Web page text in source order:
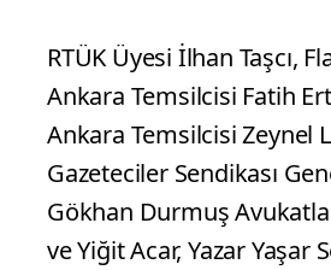
RTÜK Üyesi İlhan Taşcı,
Ankara Temsilcisi Fatih
Ankara Temsilcisi Zeynel
Gazeteciler Sendikası
Gökhan Durmuş
ve Yiğit Acar, Yazar Yaşar